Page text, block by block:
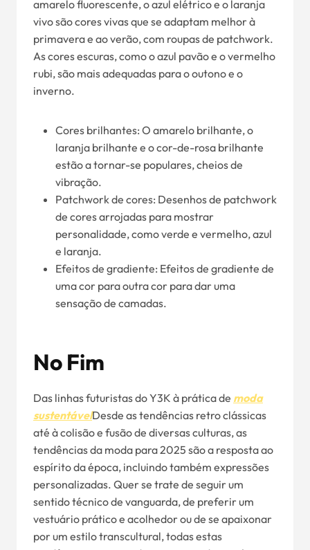
amarelo fluorescente, o azul elétrico e o laranja
vivo são cores vivas que se adaptam melhor à
primavera e ao verão, com roupas de patchwork.
As cores escuras, como o azul pavão e o vermelho
rubi, são mais adequadas para o outono e o
inverno.
Cores brilhantes: O amarelo brilhante, o
laranja brilhante e o cor-de-rosa brilhante
estão a tornar-se populares, cheios de
vibração.
Patchwork de cores: Desenhos de patchwork
de cores arrojadas para mostrar
personalidade, como verde e vermelho, azul
e laranja.
Efeitos de gradiente: Efeitos de gradiente de
uma cor para outra cor para dar uma
sensação de camadas.
No Fim
Das linhas futuristas do Y3K à prática de moda
sustentávelDesde as tendências retro clássicas
até à colisão e fusão de diversas culturas, as
tendências da moda para 2025 são a resposta ao
espírito da época, incluindo também expressões
personalizadas. Quer se trate de seguir um
sentido técnico de vanguarda, de preferir um
vestuário prático e acolhedor ou de se apaixonar
por um estilo transcultural, todas estas